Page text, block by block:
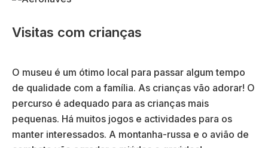
Visitas com crianças
O museu é um ótimo local para passar algum tempo
de qualidade com a família. As crianças vão adorar! O
percurso é adequado para as crianças mais
pequenas. Há muitos jogos e actividades para os
manter interessados. A montanha-russa e o avião de